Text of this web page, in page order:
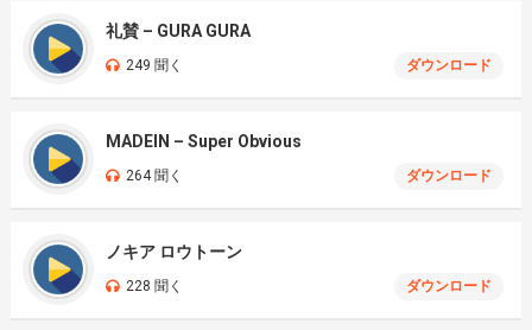
礼賛 – GURA GURA
249 聞く ダウンロード
MADEIN – Super Obvious
264 聞く ダウンロード
ノキア ロウトーン
228 聞く ダウンロード